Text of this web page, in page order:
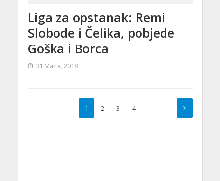
Liga za opstanak: Remi
Slobode i Čelika, pobjede
Goška i Borca
31 Marta, 2018
1 2 3 4